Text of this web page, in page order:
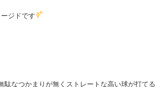
ジドです
なつかまりが無くストレートな高い球が打てる